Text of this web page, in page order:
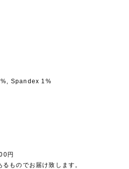
Spandex 1%
円
ものでお届け致します。